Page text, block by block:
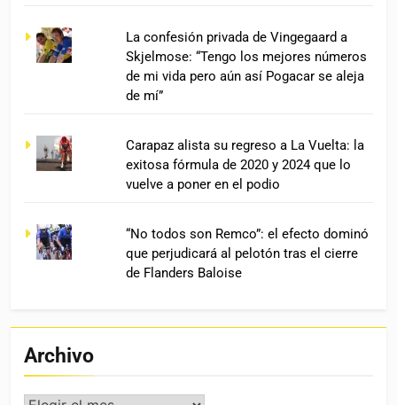
La confesión privada de Vingegaard a
Skjelmose: “Tengo los mejores números
de mi vida pero aún así Pogacar se aleja
de mí”
Carapaz alista su regreso a La Vuelta: la
exitosa fórmula de 2020 y 2024 que lo
vuelve a poner en el podio
“No todos son Remco”: el efecto dominó
que perjudicará al pelotón tras el cierre
de Flanders Baloise
Archivo